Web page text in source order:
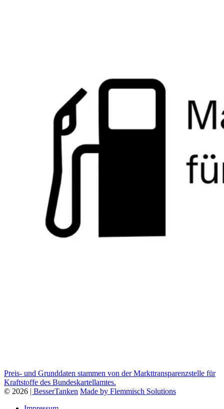
Preis- und Grunddaten stammen von der Markttransparenzstelle für
Kraftstoffe des Bundeskartellamtes.
© 2026 | BesserTanken Made by Flemmisch Solutions